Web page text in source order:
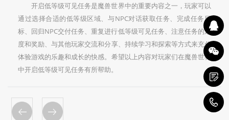
开启低等级可见任务是魔兽世界中的重要内容之一，玩家可以
通过选择合适的低等级区域、与NPC对话获取任务、完成任务目
标、回归NPC交付任务、重复进行低等级可见任务、注意任务的难
度和奖励、与其他玩家交流和分享、持续学习和探索等方式来充分
体验游戏的乐趣和成长的快感。希望以上内容对玩家们在魔兽世界
中开启低等级可见任务有所帮助。